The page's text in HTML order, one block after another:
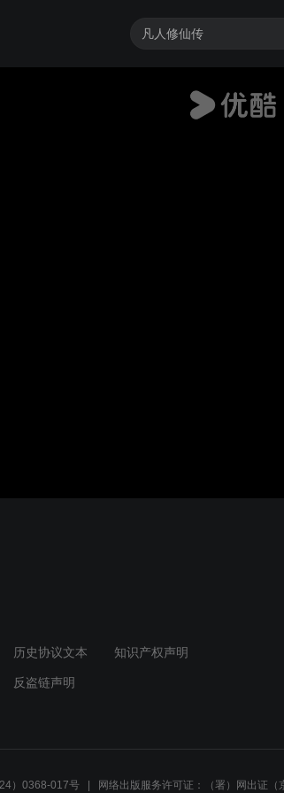
历史协议文本 知识产权声明
反盗链声明
）0368-017号 网络出版服务许可证：（署）网出证（